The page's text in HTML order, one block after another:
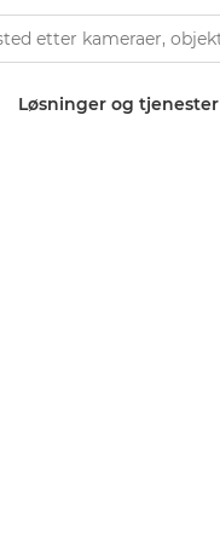
Løsninger og tjenester